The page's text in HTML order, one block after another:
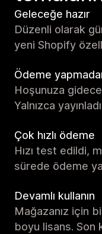
Geleceğe hazır
Düzenli olarak
yeni Shopify
Ödeme
Hoşunuza
Yalnızca
Çok hızlı ödeme
Hızı test edildi,
sürede ödeme
Devamlı kullanın
Mağazanız için
boyu lisans. Son